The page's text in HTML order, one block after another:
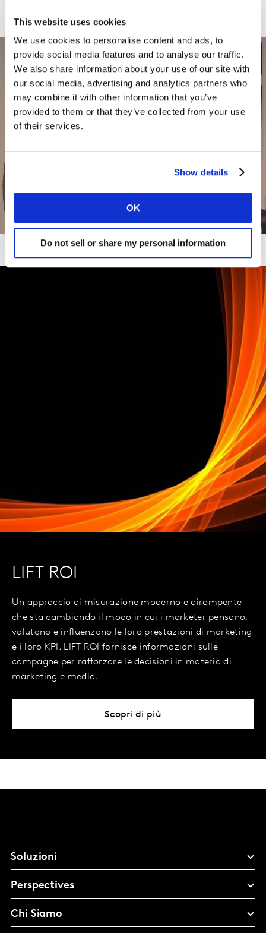
This website uses cookies
We use cookies to personalise content and ads, to
provide social media features and to analyse our traffic.
We also share information about your use of our site with
our social media, advertising and analytics partners who
may combine it with other information that you’ve
provided to them or that they’ve collected from your use
of their services.
Show details
OK
Do not sell or share my personal information
LIFT ROI
Un approccio di misurazione moderno e dirompente
che sta cambiando il modo in cui i marketer pensano,
valutano e influenzano le loro prestazioni di marketing
e i loro KPI. LIFT ROI fornisce informazioni sulle
campagne per rafforzare le decisioni in materia di
marketing e media.
Scopri di più
Soluzioni
Perspectives
Chi Siamo